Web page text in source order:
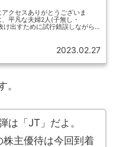
アクセスありがとうございま
平凡な夫婦2人(子無し・
け出すために試行錯誤しながら
2023.02.27
。
は「JT」だよ。
主優待は今回到着